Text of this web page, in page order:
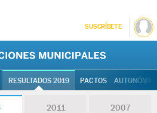
SUSCRÍBETE
RESULTADOS 2019 PACTOS
2011 2007